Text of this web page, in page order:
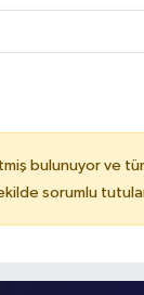
bulunuyor ve
sorumlu